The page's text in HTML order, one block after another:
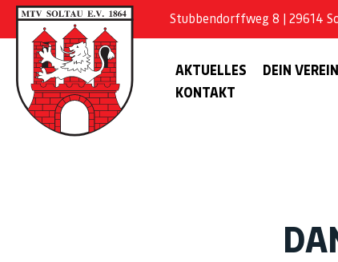
Stubbendorffweg 8 | 29614
AKTUELLES DEIN VEREIN
KONTAKT